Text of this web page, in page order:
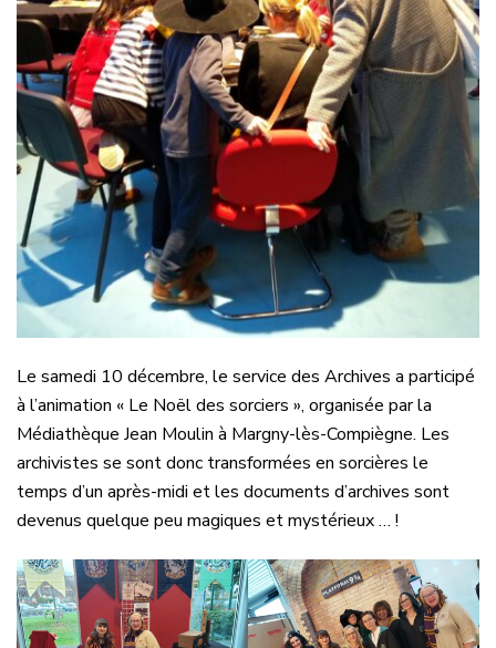
Le samedi 10 décembre, le service des Archives a participé
à l’animation « Le Noël des sorciers », organisée par la
Médiathèque Jean Moulin à Margny-lès-Compiègne. Les
archivistes se sont donc transformées en sorcières le
temps d’un après-midi et les documents d’archives sont
devenus quelque peu magiques et mystérieux … !